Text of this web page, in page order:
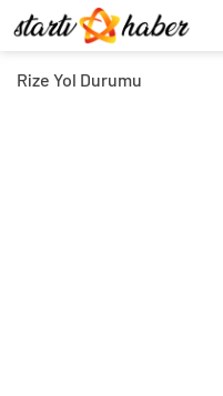
Rize Yol Durumu